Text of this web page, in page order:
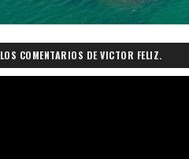
LOS COMENTARIOS DE VICTOR FELIZ.